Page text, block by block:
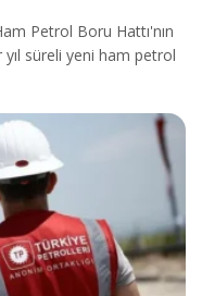
Petrol Boru Hattı'nın
yıl süreli yeni ham petrol